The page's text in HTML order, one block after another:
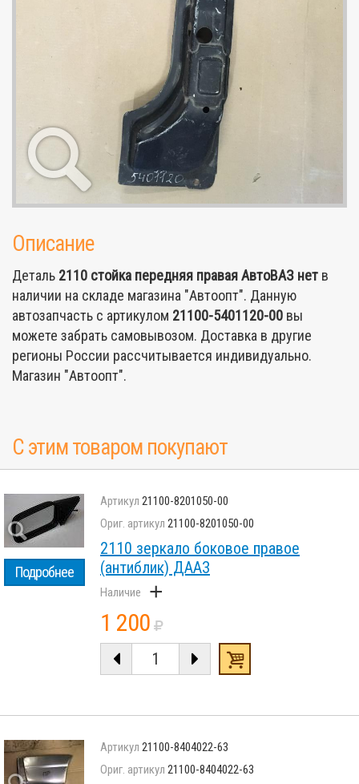
Описание
Деталь 2110 стойка передняя правая АвтоВАЗ нет в
наличии на складе магазина "Автоопт". Данную
автозапчасть с артикулом 21100-5401120-00 вы
можете забрать самовывозом. Доставка в другие
регионы России рассчитывается индивидуально.
Магазин "Автоопт".
С этим товаром покупают
Подробнее
21100-8201050-00
21100-8201050-00
2110 зеркало боковое правое
(антиблик) ДААЗ
+
1 200
21100-8404022-63
21100-8404022-63